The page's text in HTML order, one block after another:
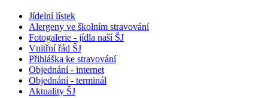
Jídelní lístek
Alergeny ve školním stravování
Fotogalerie - jídla naší ŠJ
Vnitřní řád ŠJ
Přihláška ke stravování
Objednání - internet
Objednání - terminál
Aktuality ŠJ